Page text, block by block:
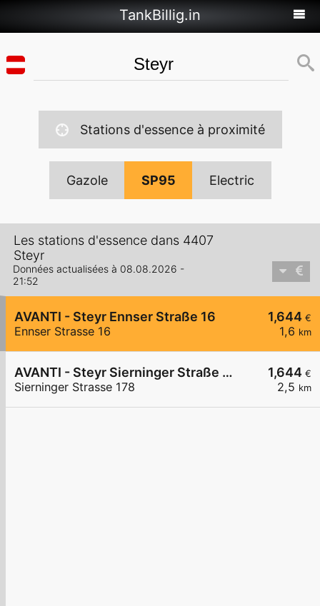
TankBillig.in
Stations d'essence à proximité
Gazole SP95 Electric
Les stations d'essence dans 4407
Steyr
Données actualisées à 08.08.2026 -
21:52
1,644 €
1,6 km
AVANTI - Steyr Ennser Straße 16
Ennser Strasse 16
1,644 €
2,5 km
AVANTI - Steyr Sierninger Straße 178
Sierninger Strasse 178